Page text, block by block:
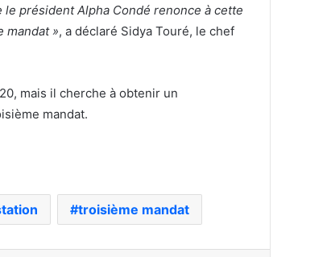
le président Alpha Condé renonce à cette
mandat », a déclaré Sidya Touré, le chef
mais il cherche à obtenir un
mandat.
troisième mandat